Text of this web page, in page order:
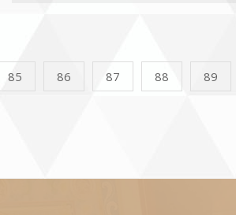
85 86 87 88 89